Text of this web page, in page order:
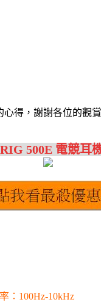
心得，謝謝各位的觀
500E 電競耳
：100Hz-10kHz